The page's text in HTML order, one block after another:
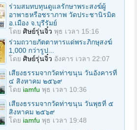
ร่วมสมทบทุนดูแลรักษาพระสงฆ์ผู้
อาพาธหรือชราภาพ วัดประชานิรมิต
อ.เมือง จ.บุรีรัมย์
โดย ศิษย์รุ่นจิ๋ว พุธ เวลา 15:16
ร่วมถวายภัตตาหารแด่พระภิกษุสงฆ์
1,000 กว่ารูป...
โดย ศิษย์รุ่นจิ๋ว อังคาร เวลา 22:07
เสียงธรรมจากวัดท่าขนุน วันอังคารที่
๔ สิงหาคม ๒๕๖๙
โดย iamfu พุธ เวลา 10:36
เสียงธรรมจากวัดท่าขนุน วันพุธที่ ๕
สิงหาคม ๒๕๖๙
โดย iamfu พุธ เวลา 19:48